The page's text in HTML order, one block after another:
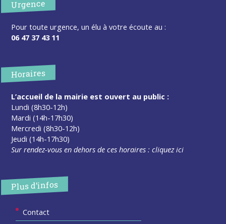
Urgence
Pour toute urgence, un élu à votre écoute au :
06 47 37 43 11
Horaires
L’accueil de la mairie est ouvert au public :
Lundi (8h30-12h)
Mardi (14h-17h30)
Mercredi (8h30-12h)
Jeudi (14h-17h30)
Sur rendez-vous en dehors de ces horaires :cliquez ici
Plus d’infos
Contact